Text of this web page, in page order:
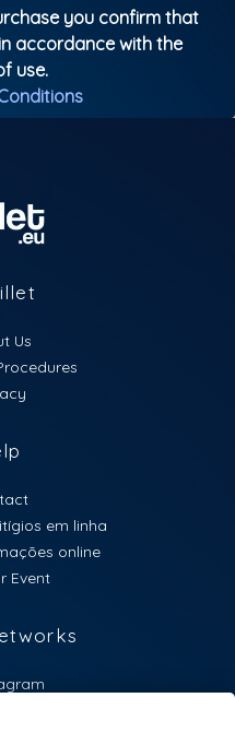
you confirm that
accordance with the
use.
Us
em linha
online
Event